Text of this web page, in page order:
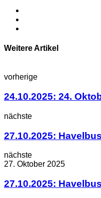
Weitere Artikel
vorherige
24.10.2025: 24.
nächste
27.10.2025:
nächste
27. Oktober 2025
27.10.2025: